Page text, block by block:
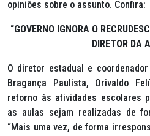
opiniões sobre o assunto. Confira:
“GOVERNO IGNORA O
DIRETOR DA
O diretor estadual e
Bragança Paulista, Orivaldo
retorno às atividades escolares
as aulas sejam realizadas de
“Mais uma vez, de forma